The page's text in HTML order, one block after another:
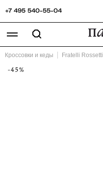
+7 495 540-55-04
Кроссовки и кеды Fratelli Rossetti
-45%